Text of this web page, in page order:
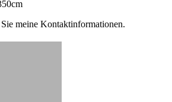
meine Kontaktinformationen.